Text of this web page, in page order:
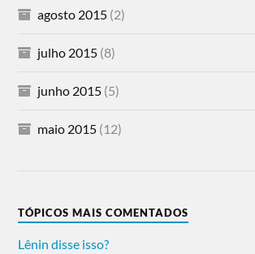
agosto 2015 (2)
julho 2015 (8)
junho 2015 (5)
maio 2015 (12)
TÓPICOS MAIS COMENTADOS
Lênin disse isso?